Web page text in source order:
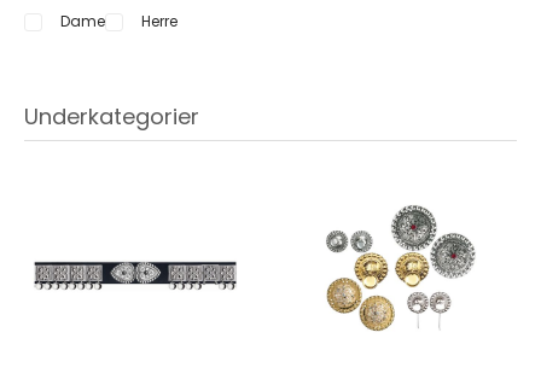
Dame Herre
Underkategorier